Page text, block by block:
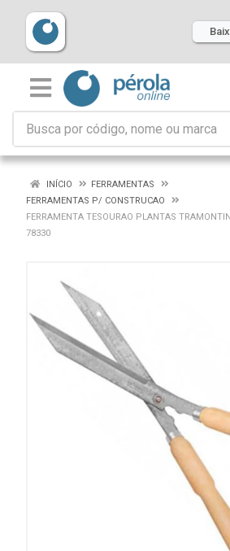
INÍCIO
FERRAMENTAS
FERRAMENTAS P/ CONSTRUCAO
FERRAMENTA TESOURAO PLANTAS
78330